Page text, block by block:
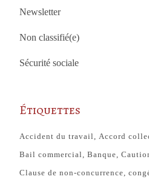
Newsletter
Non classifié(e)
Sécurité sociale
Étiquettes
Accident du travail Accord
Bail commercial Banque
Clause de non-concurrence